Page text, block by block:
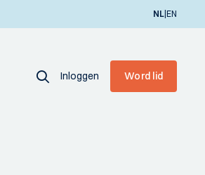
NL|EN
Inloggen Word lid